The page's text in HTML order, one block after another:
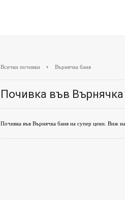
Всички почивки Върнячка баня
Почивка във Върнячка
Почивка във Върнячка баня на супер цени. Виж